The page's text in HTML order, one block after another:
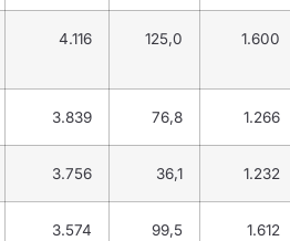
4.116 125,0 1.600
3.839 76,8 1.266
3.756 36,1 1.232
3.574 99,5 1.612